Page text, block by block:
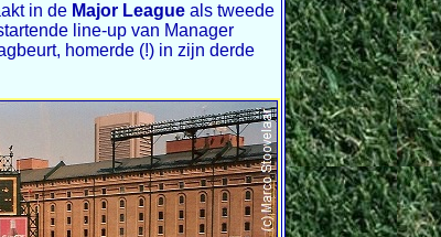
in de Major League als tweede
line-up van Manager
homerde (!) in zijn derde